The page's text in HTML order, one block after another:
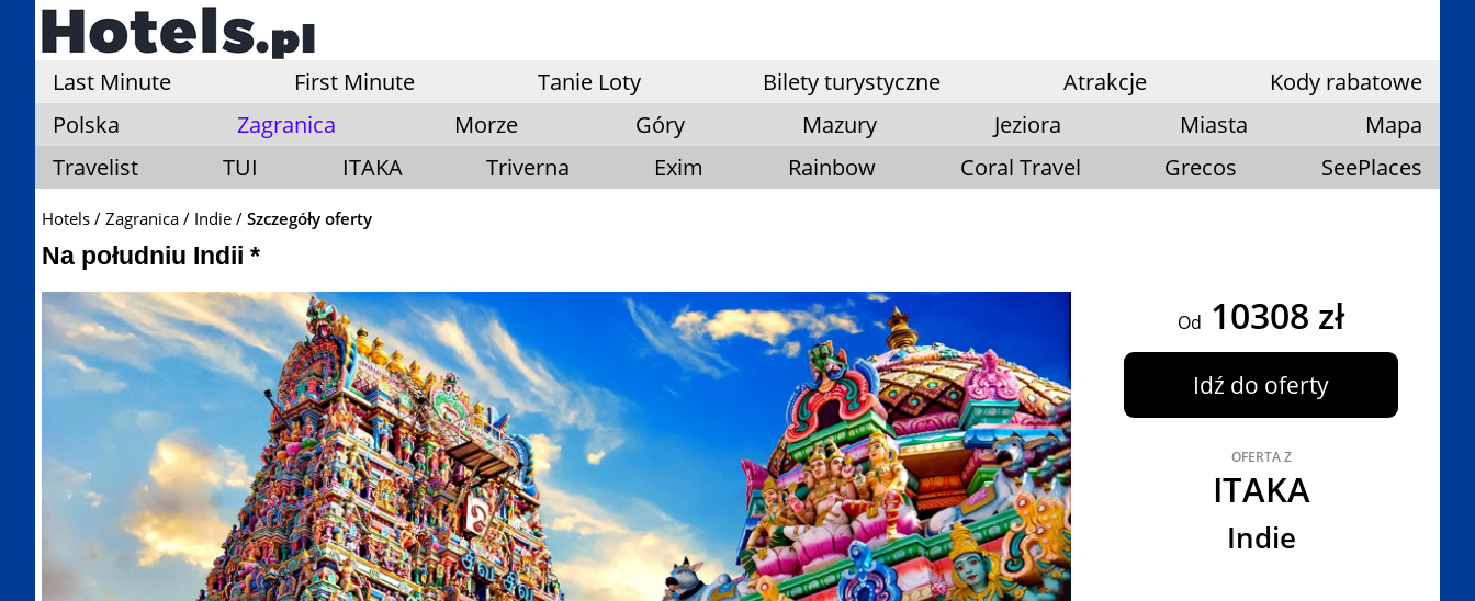
Last Minute First Minute Tanie Loty Bilety turystyczne Atrakcje
Kody rabatowe
Polska
Zagranica Morze Góry Mazury Jeziora Miasta
Mapa
Travelist
TUI ITAKA Triverna Exim Rainbow Coral Travel Grecos SeePlaces
Hotels Zagranica Indie Szczegóły oferty
Na południu Indii *
Od 10308 zł
Idź do oferty
OFERTA Z
ITAKA
Indie